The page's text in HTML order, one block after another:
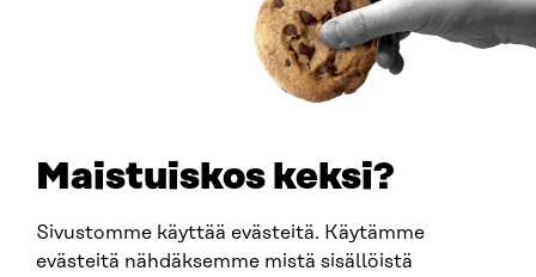
Maistuiskos keksi?
Sivustomme käyttää evästeitä. Käytämme
evästeitä nähdäksemme mistä sisällöistä
SITRA SOSIAALISESSA MEDIASSA